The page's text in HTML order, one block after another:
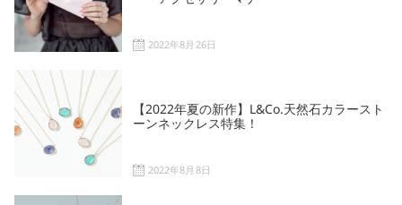
2022年8月26日
【2022年夏の新作】L&Co.天然石カラースト
ーンネックレス特集！
2022年8月8日